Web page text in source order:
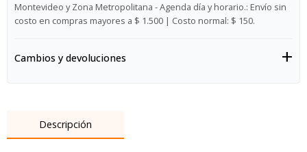
Montevideo y Zona Metropolitana - Agenda día y horario.: Envío sin
costo en compras mayores a $ 1.500 | Costo normal: $ 150.
Cambios y devoluciones
Descripción